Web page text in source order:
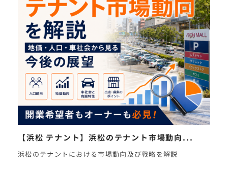
【浜松 テナント】浜松のテナント市場動向...
浜松のテナントにおける市場動向及び戦略を解説